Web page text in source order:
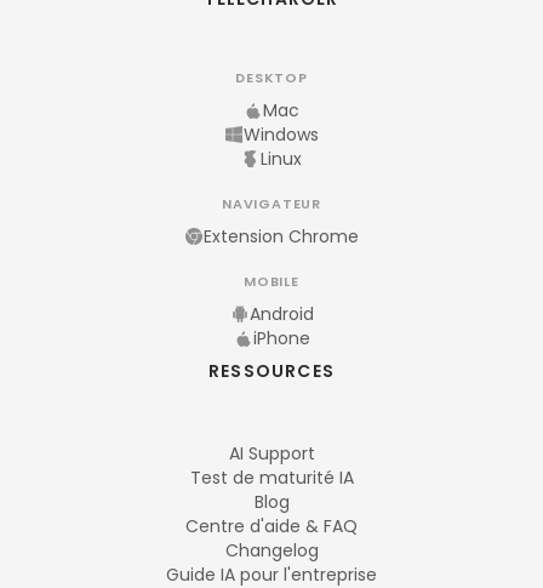
DESKTOP
Mac
Windows
Linux
NAVIGATEUR
Extension Chrome
MOBILE
Android
iPhone
RESSOURCES
AI Support
Test de maturité IA
Blog
Centre d'aide & FAQ
Changelog
Guide IA pour l'entreprise